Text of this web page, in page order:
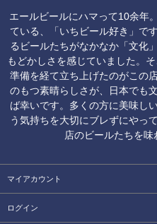
エールビールにハマって10余年
ている、「いちビール好き」で
るビールたちがなかなか「文化
もどかしさを感じていました。
準備を経て立ち上げたのがこの
のもつ素晴らしさが、日本でも
ば幸いです。多くの方に美味し
う気持ちを大切にブレずにやっ
店のビールたちを味
マイアカウント
ログイン